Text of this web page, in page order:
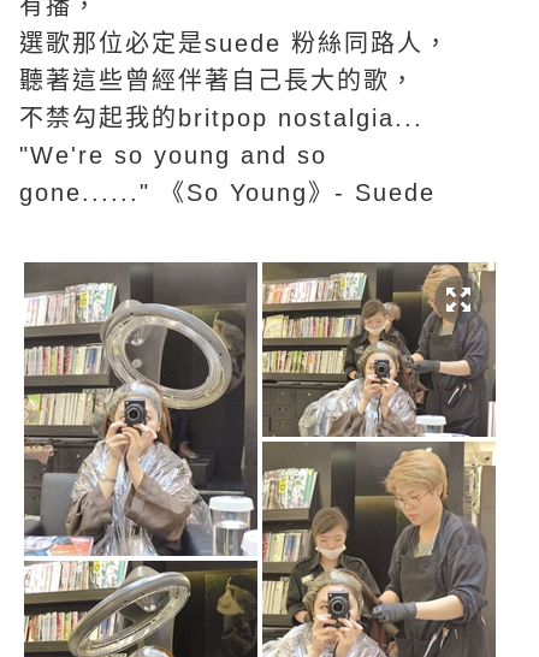
有播，
選歌那位必定是suede 粉絲同路人，
聽著這些曾經伴著自己長大的歌，
不禁勾起我的britpop nostalgia...
"We're so young and so
gone......" 《So Young》- Suede